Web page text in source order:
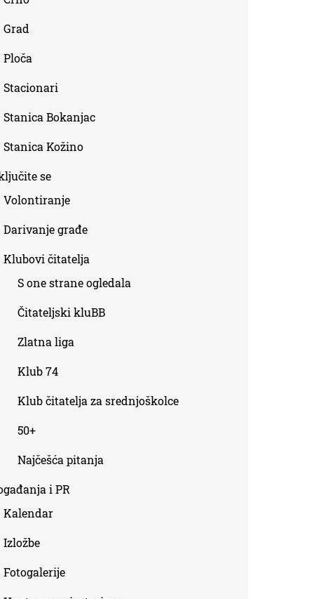
Grad
Ploča
Stacionari
Stanica Bokanjac
Stanica Kožino
se
Volontiranje
Darivanje građe
Klubovi čitatelja
S one strane ogledala
Čitateljski kluBB
Zlatna liga
Klub 74
Klub čitatelja za srednjoškolce
50+
Najčešća pitanja
i PR
Kalendar
Izložbe
Fotogalerije